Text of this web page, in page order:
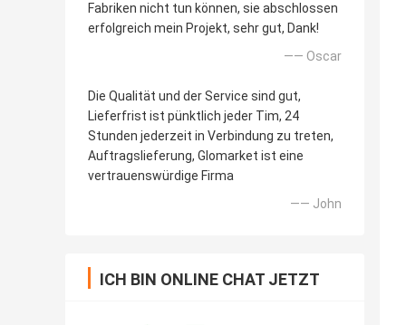
Fabriken nicht tun können, sie abschlossen
erfolgreich mein Projekt, sehr gut, Dank!
—— Oscar
Die Qualität und der Service sind gut,
Lieferfrist ist pünktlich jeder Tim, 24
Stunden jederzeit in Verbindung zu treten,
Auftragslieferung, Glomarket ist eine
vertrauenswürdige Firma
—— John
ICH BIN ONLINE CHAT JETZT